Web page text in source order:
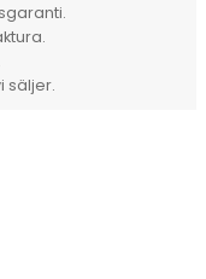
säljer.